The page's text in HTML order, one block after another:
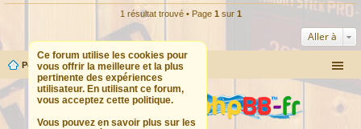
1 résultat trouvé • Page 1 sur 1
Aller à
Ce forum utilise les cookies pour
vous offrir la meilleure et la plus
pertinente des expériences
utilisateur. En utilisant ce forum,
vous acceptez cette politique.
Vous pouvez en savoir plus sur les
Portail Forum